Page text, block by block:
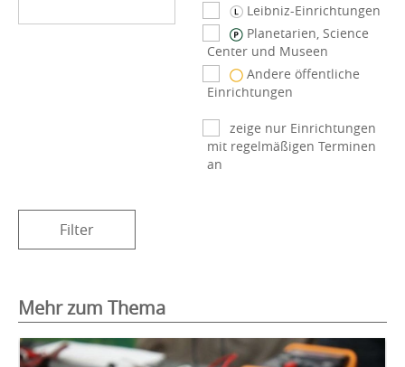
Leibniz-Einrichtungen
Planetarien, Science
Center und Museen
Andere öffentliche
Einrichtungen
zeige nur Einrichtungen
mit regelmäßigen Terminen
an
Filter
Mehr zum Thema